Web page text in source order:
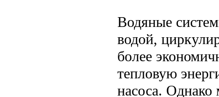
Водяные
водой,
более
тепловую
насоса. Однако